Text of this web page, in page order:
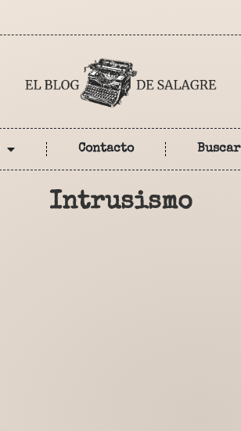
Contacto Buscar
Intrusismo